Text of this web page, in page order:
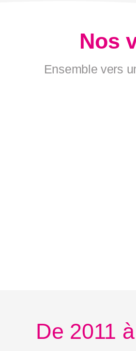
Nos
Ensemble vers
De 2011